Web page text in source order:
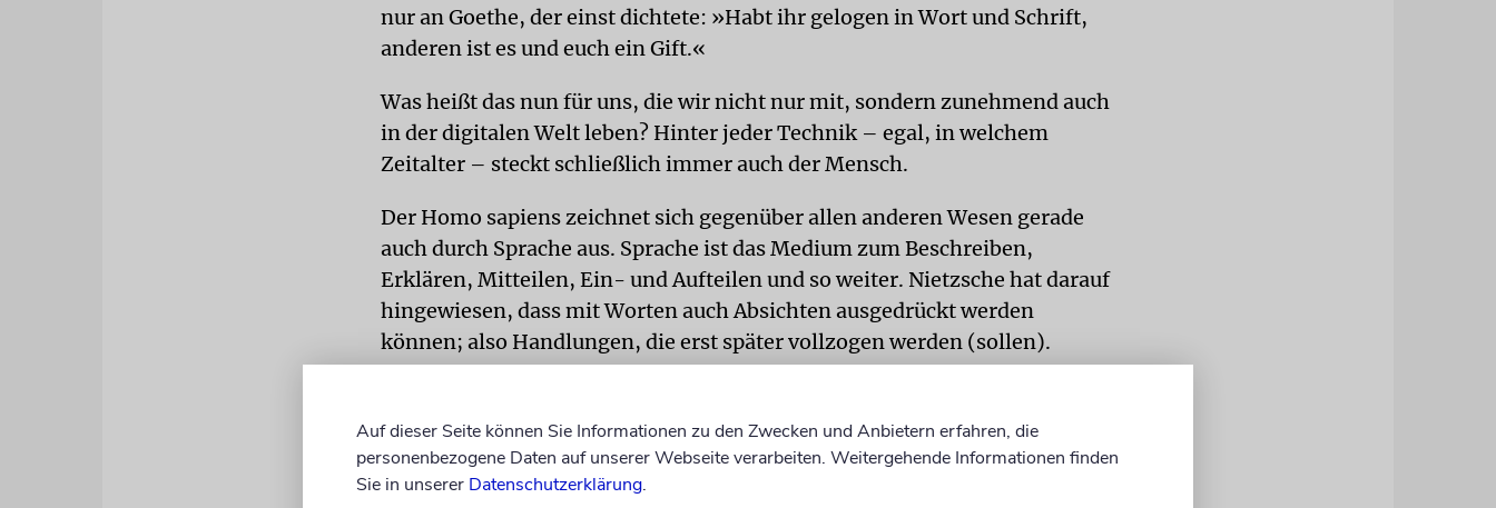
nur an Goethe, der einst dichtete: »Habt ihr gelogen in Wort und Schrift,
anderen ist es und euch ein Gift.«
Was heißt das nun für uns, die wir nicht nur mit, sondern zunehmend auch
in der digitalen Welt leben? Hinter jeder Technik – egal, in welchem
Zeitalter – steckt schließlich immer auch der Mensch.
Der Homo sapiens zeichnet sich gegenüber allen anderen Wesen gerade
auch durch Sprache aus. Sprache ist das Medium zum Beschreiben,
Erklären, Mitteilen, Ein- und Aufteilen und so weiter. Nietzsche hat darauf
hingewiesen, dass mit Worten auch Absichten ausgedrückt werden
können; also Handlungen, die erst später vollzogen werden (sollen).
Sprache etwas Vorhandenes artikuliert, sondern etwas geschaffen, was in
der Zukunft vollendet würde. Ein Schöpfungsakt also. Wie in der
Schöpfungsgeschichte wird dabei aus Nichts oder bestenfalls aus Chaos
Auf dieser Seite können Sie Informationen zu den Zwecken und Anbietern erfahren, die
personenbezogene Daten auf unserer Webseite verarbeiten. Weitergehende Informationen finden
Sie in unserer Datenschutzerklärung.